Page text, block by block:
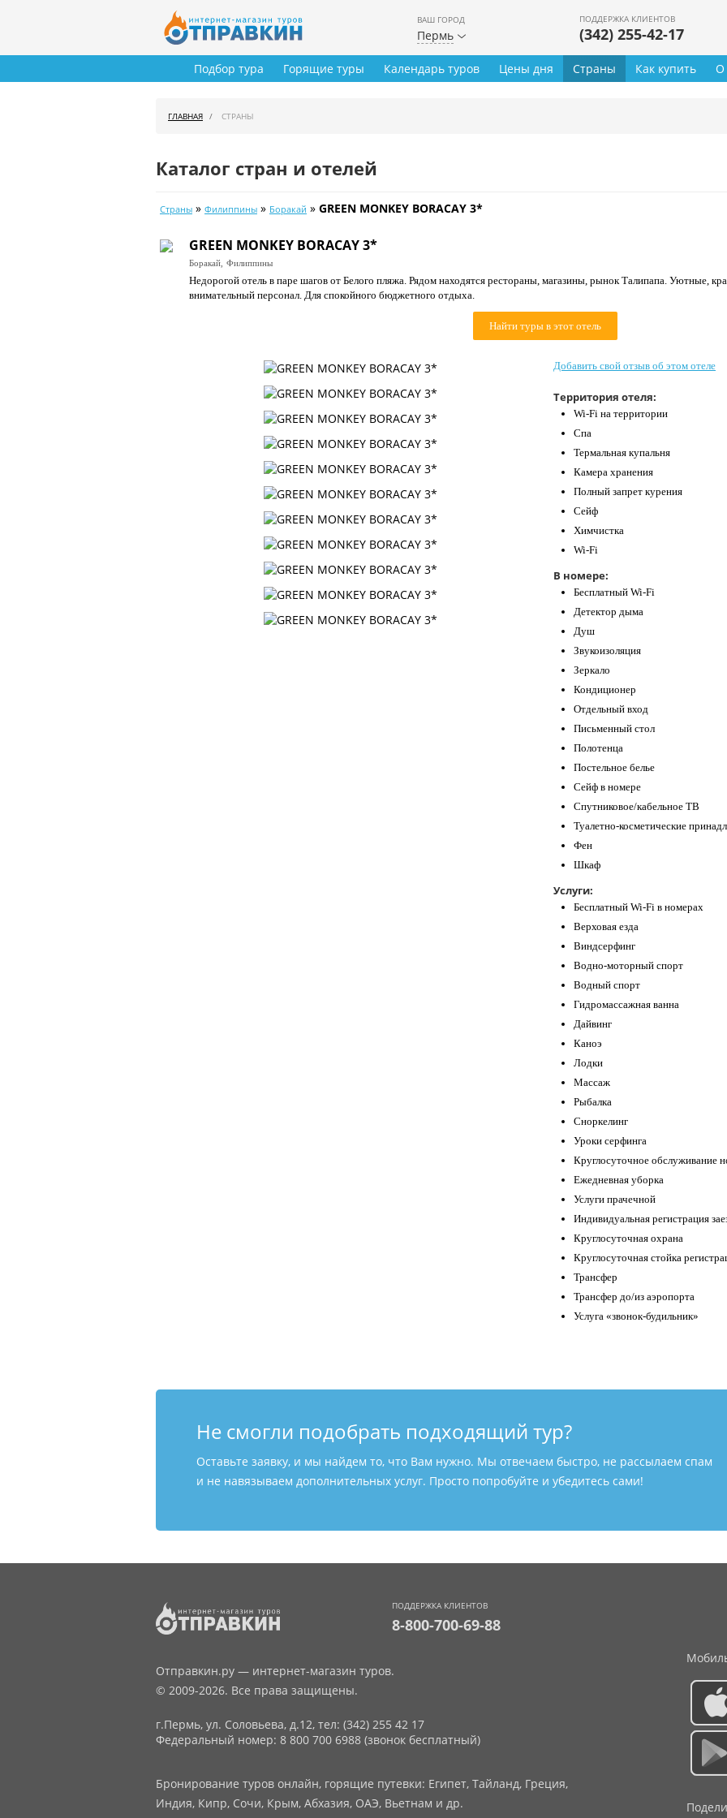
ВАШ ГОРОД
Пермь
ПОДДЕРЖКА КЛИЕНТОВ
(342) 255-42-17
Подбор тура Горящие туры Календарь туров Цены дня Страны Как купить О
ГЛАВНАЯ СТРАНЫ
Каталог стран и отелей
Страны » Филиппины » Боракай » GREEN MONKEY BORACAY 3*
GREEN MONKEY BORACAY 3*
Боракай, Филиппины
Недорогой отель в паре шагов от Белого пляжа. Рядом находятся рестораны, магазины, рынок Талипапа. Уютные,
внимательный персонал. Для спокойного бюджетного отдыха.
Найти туры в этот отель
Добавить свой отзыв об этом отеле
Территория отеля:
Wi-Fi на территории
Спа
Термальная купальня
Камера хранения
Полный запрет курения
Сейф
Химчистка
Wi-Fi
В номере:
Бесплатный Wi-Fi
Детектор дыма
Душ
Звукоизоляция
Зеркало
Кондиционер
Отдельный вход
Письменный стол
Полотенца
Постельное белье
Сейф в номере
Спутниковое/кабельное ТВ
Туалетно-косметические
Фен
Шкаф
Услуги:
Бесплатный Wi-Fi в номерах
Верховая езда
Виндсерфинг
Водно-моторный спорт
Водный спорт
Гидромассажная ванна
Дайвинг
Каноэ
Лодки
Массаж
Рыбалка
Сноркелинг
Уроки серфинга
Круглосуточное обслуживание
Ежедневная уборка
Услуги прачечной
Индивидуальная регистрация
Круглосуточная охрана
Круглосуточная стойка
Трансфер
Трансфер до/из аэропорта
Услуга «звонок-будильник»
Не смогли подобрать подходящий тур?
Оставьте заявку, и мы найдем то, что Вам нужно. Мы отвечаем быстро, не рассылаем спам
и не навязываем дополнительных услуг. Просто попробуйте и убедитесь сами!
ПОДДЕРЖКА КЛИЕНТОВ
8-800-700-69-88
Отправкин.ру — интернет-магазин туров.
© 2009-2026. Все права защищены.
г.Пермь, ул. Соловьева, д.12, тел: (342) 255 42 17
Федеральный номер: 8 800 700 6988 (звонок бесплатный)
Бронирование туров онлайн, горящие путевки: Египет, Тайланд, Греция,
Индия, Кипр, Сочи, Крым, Абхазия, ОАЭ, Вьетнам и др.